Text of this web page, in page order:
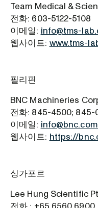
Team Medical &
전화: 603-5122-5108
이메일: info@tms-
웹사이트: www.tms-
필리핀
BNC Machineries
전화: 845-4500; 845-
이메일:
웹사이트: https://
싱가포르
Lee Hung Scientific